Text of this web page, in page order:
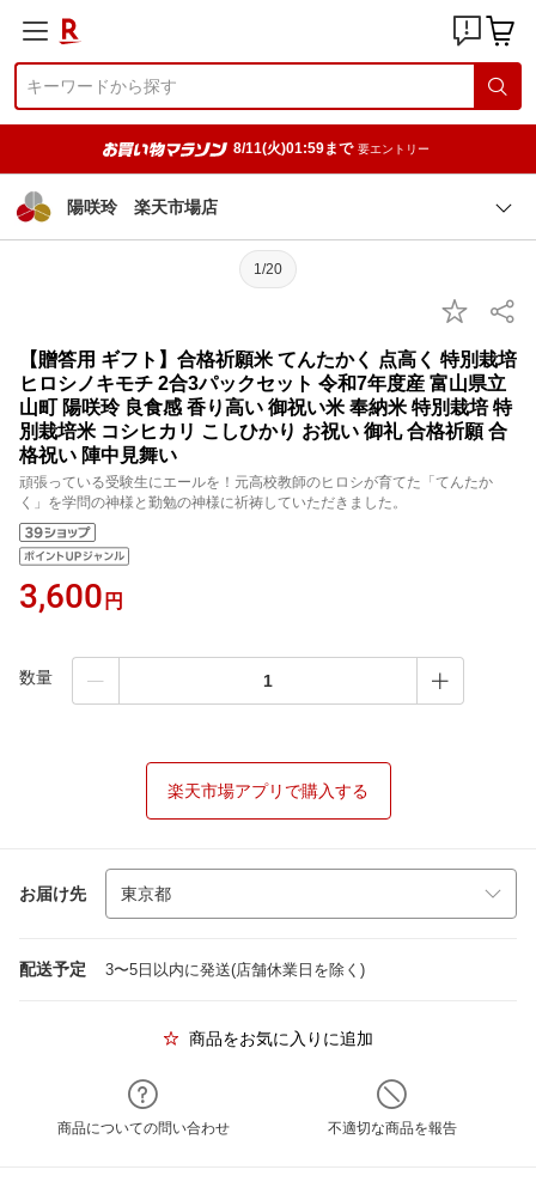
8/11(火)01:59まで 要エントリー
陽咲玲 楽天市場店
1/20
【贈答用 ギフト】合格祈願米 てんたかく 点高く 特別栽培
ヒロシノキモチ 2合3パックセット 令和7年度産 富山県立
山町 陽咲玲 良食感 香り高い 御祝い米 奉納米 特別栽培 特
別栽培米 コシヒカリ こしひかり お祝い 御礼 合格祈願 合
格祝い 陣中見舞い
頑張っている受験生にエールを！元高校教師のヒロシが育てた「てんたか
く」を学問の神様と勤勉の神様に祈祷していただきました。
3,600 円
数量
楽天市場アプリで購入する
お届け先
配送予定 3〜5日以内に発送(店舗休業日を除く)
商品をお気に入りに追加
商品についての問い合わせ 不適切な商品を報告